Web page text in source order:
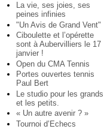
La vie, ses joies, ses
peines infinies
"Un Avis de Grand Vent"
Ciboulette et l’opérette
sont à Aubervilliers le 17
janvier !
Open du CMA Tennis
Portes ouvertes tennis
Paul Bert
Le studio pour les grands
et les petits.
« Un autre avenir ? »
Tournoi d’Echecs